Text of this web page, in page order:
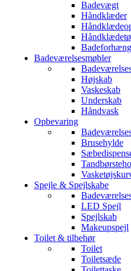
Badevægt
Håndklæder
Badeforhæng
Badeværelsesmøbler
Højskab
Vaskeskab
Underskab
Håndvask
Opbevaring
Brusehylde
Spejle & Spejlskabe
LED Spejl
Spejlskab
Makeupspejl
Toilet & tilbehør
Toilet
Toiletsæde